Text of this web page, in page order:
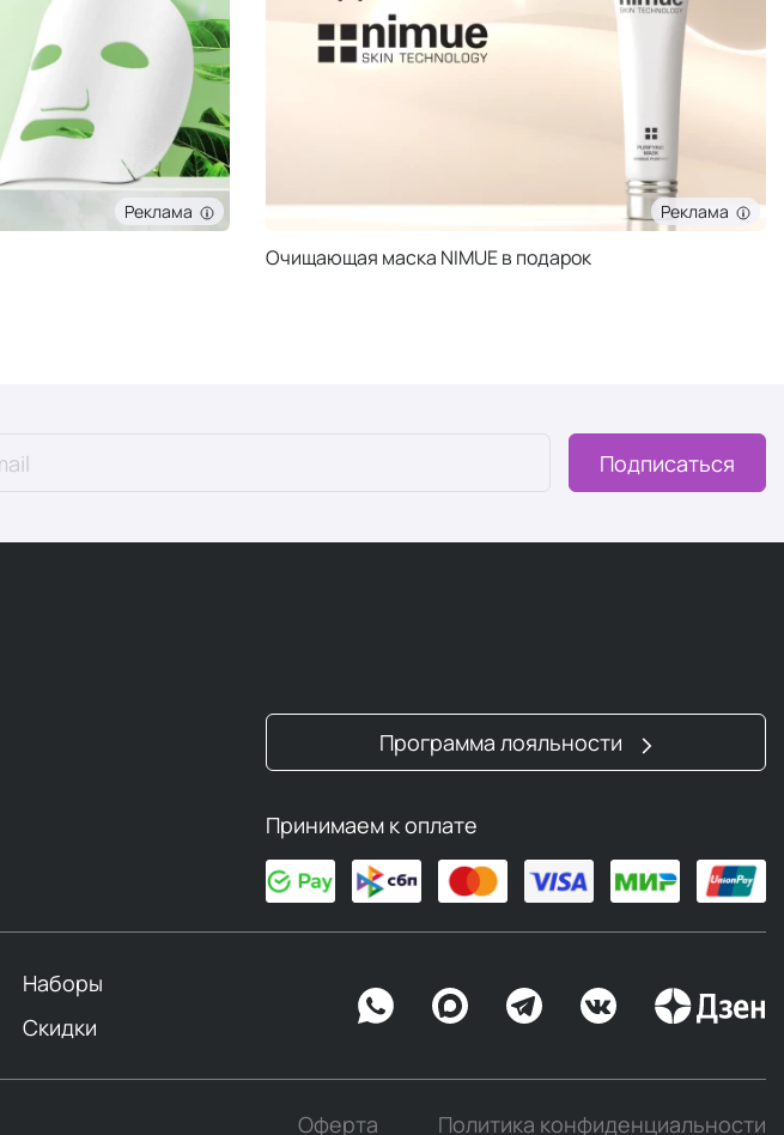
Реклама Реклама
Очищающая маска NIMUE в подарок
Подписаться
Программа лояльности
Принимаем к оплате
Наборы
Скидки
Оферта Политика конфиденциальности